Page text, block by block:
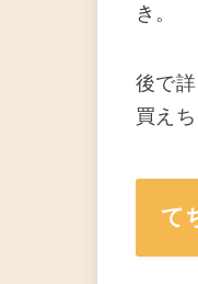
き。
後で
買え
て